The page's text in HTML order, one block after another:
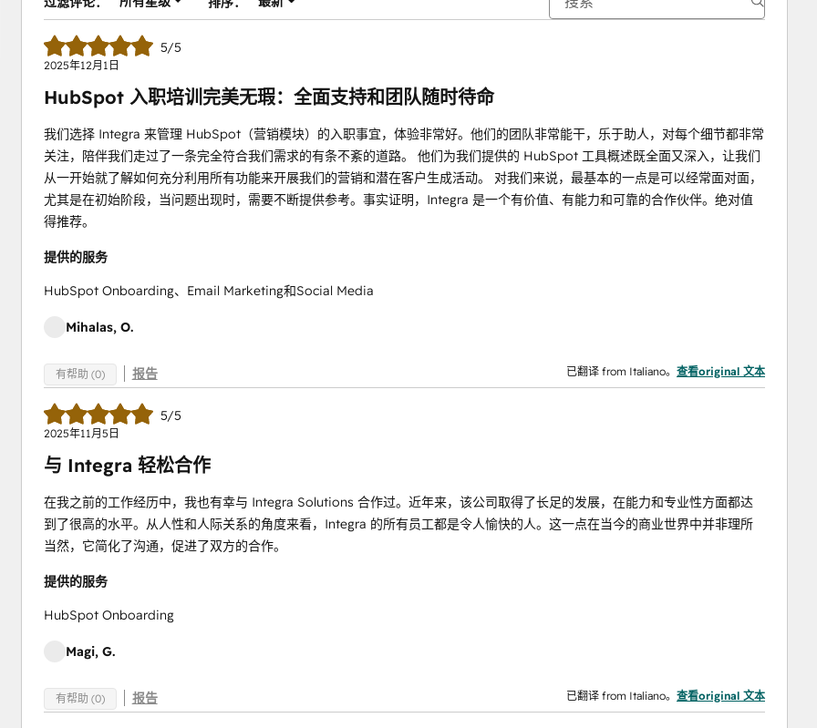
5/5
2025年12月1日
HubSpot 入职培训完美无瑕：全面支持和团队随时待命
我们选择 Integra 来管理 HubSpot（营销模块）的入职事宜，体验非常好。他们的团队非常能干，乐于助人，对每个细节都非常
关注，陪伴我们走过了一条完全符合我们需求的有条不紊的道路。 他们为我们提供的 HubSpot 工具概述既全面又深入，让我们
从一开始就了解如何充分利用所有功能来开展我们的营销和潜在客户生成活动。 对我们来说，最基本的一点是可以经常面对面，
尤其是在初始阶段，当问题出现时，需要不断提供参考。事实证明，Integra 是一个有价值、有能力和可靠的合作伙伴。绝对值
得推荐。
提供的服务
HubSpot Onboarding、Email Marketing和Social Media
Mihalas, O.
有帮助 (0) 报告 已翻译 from Italiano。 查看original 文本
5/5
2025年11月5日
与 Integra 轻松合作
在我之前的工作经历中，我也有幸与 Integra Solutions 合作过。近年来，该公司取得了长足的发展，在能力和专业性方面都达
到了很高的水平。从人性和人际关系的角度来看，Integra 的所有员工都是令人愉快的人。这一点在当今的商业世界中并非理所
当然，它简化了沟通，促进了双方的合作。
提供的服务
HubSpot Onboarding
Magi, G.
有帮助 (0) 报告 已翻译 from Italiano。 查看original 文本